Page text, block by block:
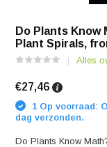
Do Plants Know
Plant Spirals,
Alles
€27,46
1 Op voorraad:
dag verzonden.
Do Plants Know